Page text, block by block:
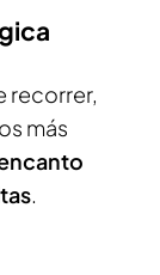
recorrer,
más
.